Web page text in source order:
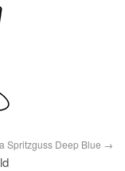
Spritzguss Deep Blue